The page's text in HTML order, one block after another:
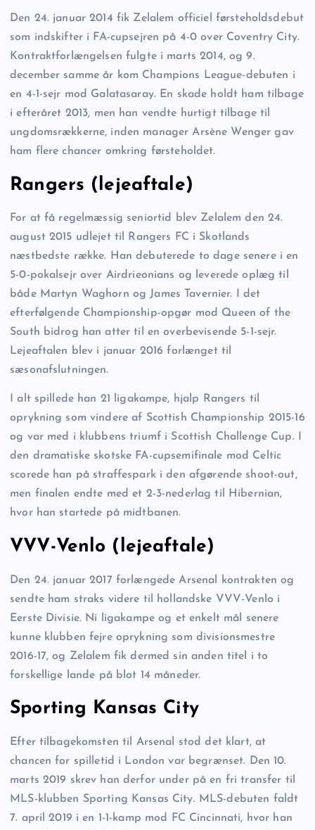
Den 24. januar 2014 fik Zelalem officiel førsteholdsdebut
som indskifter i FA-cupsejren på 4-0 over Coventry City.
Kontraktforlængelsen fulgte i marts 2014, og 9.
december samme år kom Champions League-debuten i
en 4-1-sejr mod Galatasaray. En skade holdt ham tilbage
i efteråret 2013, men han vendte hurtigt tilbage til
ungdomsrækkerne, inden manager Arsène Wenger gav
ham flere chancer omkring førsteholdet.
Rangers (lejeaftale)
For at få regelmæssig seniortid blev Zelalem den 24.
august 2015 udlejet til Rangers FC i Skotlands
næstbedste række. Han debuterede to dage senere i en
5-0-pokalsejr over Airdrieonians og leverede oplæg til
både Martyn Waghorn og James Tavernier. I det
efterfølgende Championship-opgør mod Queen of the
South bidrog han atter til en overbevisende 5-1-sejr.
Lejeaftalen blev i januar 2016 forlænget til
sæsonafslutningen.
I alt spillede han 21 ligakampe, hjalp Rangers til
oprykning som vindere af Scottish Championship 2015-16
og var med i klubbens triumf i Scottish Challenge Cup. I
den dramatiske skotske FA-cupsemifinale mod Celtic
scorede han på straffespark i den afgørende shoot-out,
men finalen endte med et 2-3-nederlag til Hibernian,
hvor han startede på midtbanen.
VVV-Venlo (lejeaftale)
Den 24. januar 2017 forlængede Arsenal kontrakten og
sendte ham straks videre til hollandske VVV-Venlo i
Eerste Divisie. Ni ligakampe og et enkelt mål senere
kunne klubben fejre oprykning som divisionsmestre
2016-17, og Zelalem fik dermed sin anden titel i to
forskellige lande på blot 14 måneder.
Sporting Kansas City
Efter tilbagekomsten til Arsenal stod det klart, at
chancen for spilletid i London var begrænset. Den 10.
marts 2019 skrev han derfor under på en fri transfer til
MLS-klubben Sporting Kansas City. MLS-debuten faldt
7. april 2019 i en 1-1-kamp mod FC Cincinnati, hvor han